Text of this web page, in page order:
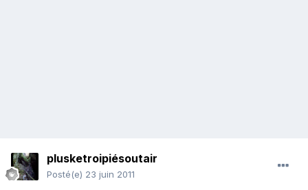
plusketroipiésoutair
Posté(e) 23 juin 2011